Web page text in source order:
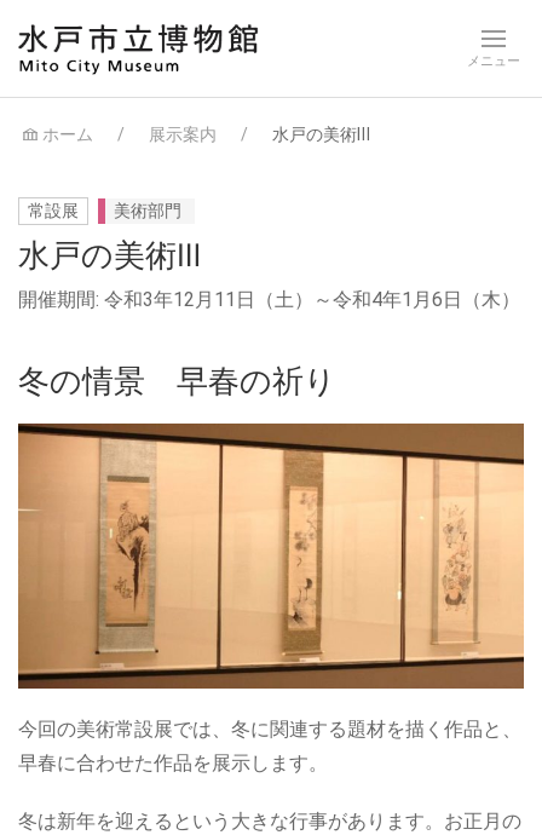
ホーム 展示案内 水戸の美術Ⅲ
常設展 美術部門
水戸の美術Ⅲ
開催期間: 令和3年12月11日（土）～令和4年1月6日（木）
冬の情景 早春の祈り
今回の美術常設展では、冬に関連する題材を描く作品と、
早春に合わせた作品を展示します。
冬は新年を迎えるという大きな行事があります。お正月の